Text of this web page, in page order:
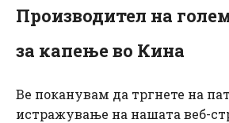
Производител на
за капење во Кина
Ве поканувам да тргнете на
истражување на нашата веб-